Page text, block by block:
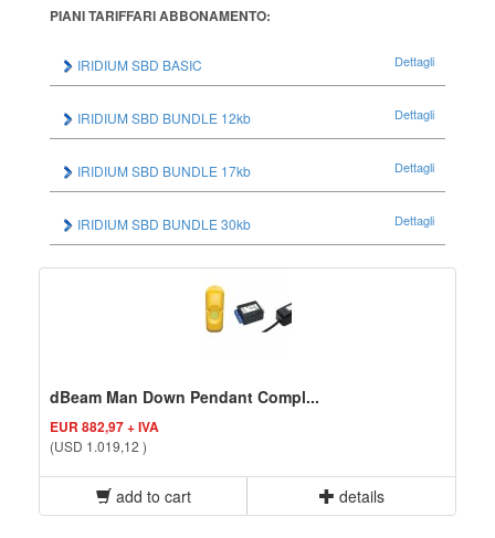
PIANI TARIFFARI ABBONAMENTO:
IRIDIUM SBD BASIC Dettagli
IRIDIUM SBD BUNDLE 12kb Dettagli
IRIDIUM SBD BUNDLE 17kb Dettagli
IRIDIUM SBD BUNDLE 30kb Dettagli
dBeam Man Down Pendant Compl...
EUR 882,97 + IVA
(USD 1.019,12 )
add to cart details